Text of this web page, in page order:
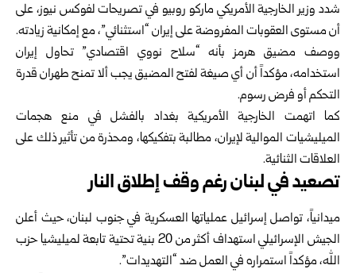
شدد وزير الخارجية الأمريكي ماركو روبيو في تصريحات لفوكس نيوز، على
أن مستوى العقوبات المفروضة على إيران “استثنائي”، مع إمكانية زيادته.
ووصف مضيق هرمز بأنه “سلاح نووي اقتصادي” تحاول إيران
استخدامه، مؤكداً أن أي صيغة لفتح المضيق يجب ألا تمنح طهران قدرة
التحكم أو فرض رسوم.
كما اتهمت الخارجية الأمريكية بغداد بالفشل في منع هجمات
الميليشيات الموالية لإيران، مطالبة بتفكيكها، ومحذرة من تأثير ذلك على
العلاقات الثنائية.
تصعيد في لبنان رغم وقف إطلاق النار
ميدانياً، تواصل إسرائيل عملياتها العسكرية في جنوب لبنان، حيث أعلن
الجيش الإسرائيلي استهداف أكثر من 20 بنية تحتية تابعة لميليشيا حزب
الله، مؤكداً استمراره في العمل ضد “التهديدات”.